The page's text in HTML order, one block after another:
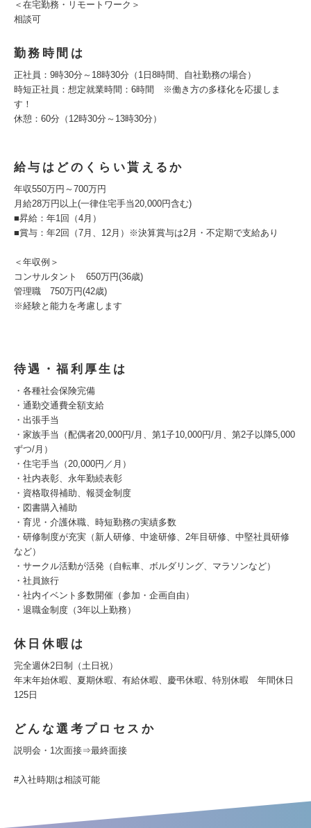
＜在宅勤務・リモートワーク＞
相談可
勤務時間は
正社員：9時30分～18時30分（1日8時間、自社勤務の場合）
時短正社員：想定就業時間：6時間 ※働き方の多様化を応援しま
す！
休憩：60分（12時30分～13時30分）
給与はどのくらい貰えるか
年収550万円～700万円
月給28万円以上(一律住宅手当20,000円含む)
■昇給：年1回（4月）
■賞与：年2回（7月、12月）※決算賞与は2月・不定期で支給あり
＜年収例＞
コンサルタント 650万円(36歳)
管理職 750万円(42歳)
※経験と能力を考慮します
待遇・福利厚生は
・各種社会保険完備
・通勤交通費全額支給
・出張手当
・家族手当（配偶者20,000円/月、第1子10,000円/月、第2子以降5,000
ずつ/月）
・住宅手当（20,000円／月）
・社内表彰、永年勤続表彰
・資格取得補助、報奨金制度
・図書購入補助
・育児・介護休職、時短勤務の実績多数
・研修制度が充実（新人研修、中途研修、2年目研修、中堅社員研修
など）
・サークル活動が活発（自転車、ボルダリング、マラソンなど）
・社員旅行
・社内イベント多数開催（参加・企画自由）
・退職金制度（3年以上勤務）
休日休暇は
完全週休2日制（土日祝）
年末年始休暇、夏期休暇、有給休暇、慶弔休暇、特別休暇 年間休日
125日
どんな選考プロセスか
説明会・1次面接⇒最終面接
#入社時期は相談可能